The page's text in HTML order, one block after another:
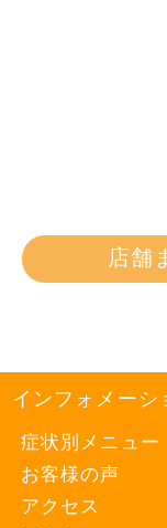
店舗
インフォメーシ
症状別メニュー
お客様の声
アクセス